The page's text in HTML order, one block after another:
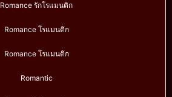
Romance รักโรแมนติก
Romance โรแมนติก
Romance โรแมนติก
Romantic